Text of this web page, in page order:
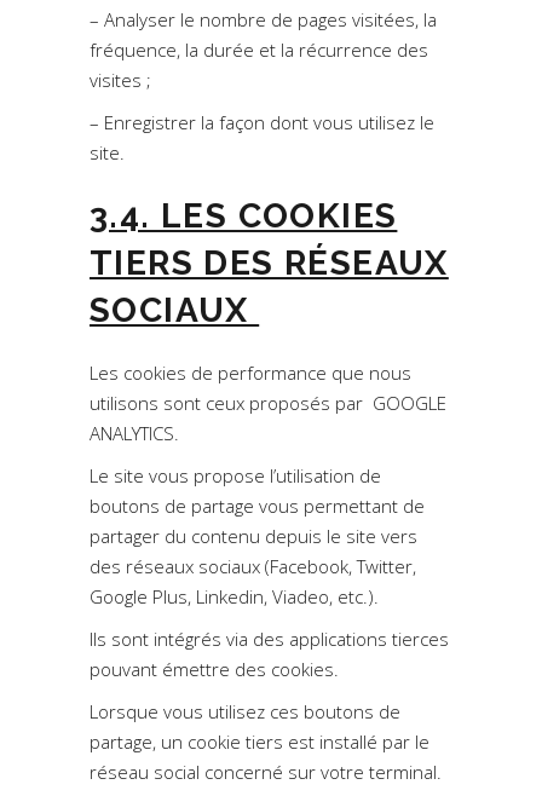
– Analyser le nombre de pages visitées, la
fréquence, la durée et la récurrence des
visites ;
– Enregistrer la façon dont vous utilisez le
site.
3.4. LES COOKIES
TIERS DES RÉSEAUX
SOCIAUX
Les cookies de performance que nous
utilisons sont ceux proposés par GOOGLE
ANALYTICS.
Le site vous propose l’utilisation de
boutons de partage vous permettant de
partager du contenu depuis le site vers
des réseaux sociaux (Facebook, Twitter,
Google Plus, Linkedin, Viadeo, etc.).
Ils sont intégrés via des applications tierces
pouvant émettre des cookies.
Lorsque vous utilisez ces boutons de
partage, un cookie tiers est installé par le
réseau social concerné sur votre terminal.